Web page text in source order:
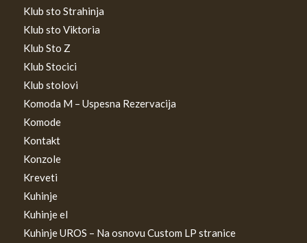
Klub sto Strahinja
Klub sto Viktoria
Klub Sto Z
Klub Stocici
Klub stolovi
Komoda M – Uspesna Rezervacija
Komode
Kontakt
Konzole
Kreveti
Kuhinje
Kuhinje el
Kuhinje UROS – Na osnovu Custom LP stranice